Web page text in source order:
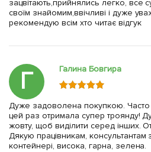
зацвітають,прийнялись легко,
своїм знайомим,ввічливі і дуже
рекомендую всім хто читає відгук
Г Галина Бовгира
Дуже задоволена покупкою.
цей раз отримала супер троянду!
жовту, щоб виділити серед інших.
Дякую працівникам,
контейнері, висока, гарна, зелена.